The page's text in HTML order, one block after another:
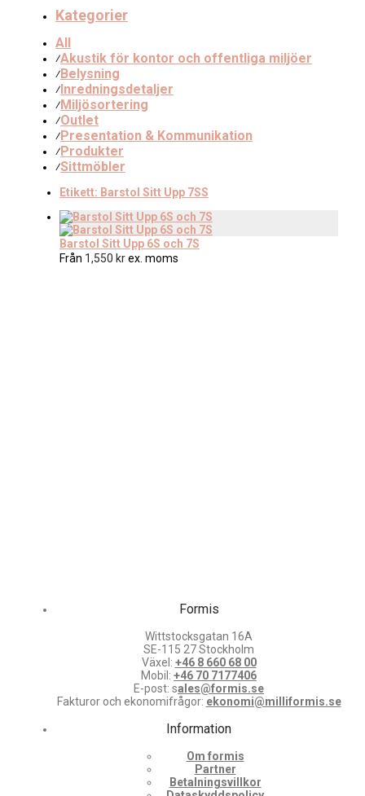
Kategorier
All
⁄Akustik för kontor och offentliga miljöer
⁄Belysning
⁄Inredningsdetaljer
⁄Miljösortering
⁄Outlet
⁄Presentation & Kommunikation
⁄Produkter
⁄Sittmöbler
Etikett: Barstol Sitt Upp 7SS
Barstol Sitt Upp 6S och 7S
Från 1,550 krex. moms
Formis
Wittstocksgatan 16A
SE-115 27 Stockholm
Växel: +46 8 660 68 00
Mobil: +46 70 7177406
E-post: sales@formis.se
Fakturor och ekonomifrågor: ekonomi@milliformis.se
Information
Om formis
Partner
Betalningsvillkor